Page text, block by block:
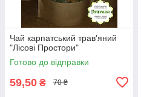
Чай карпатський трав'яний
"Лісові Простори"
Готово до відправки
59,50 ₴ 70 ₴